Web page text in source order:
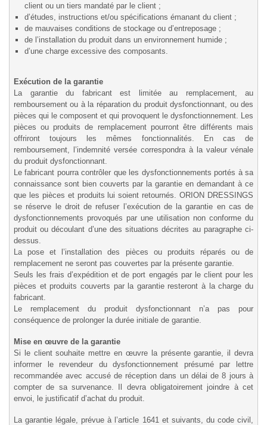
client ou un tiers mandaté par le client ;
d’études, instructions et/ou spécifications émanant du client ;
de mauvaises conditions de stockage ou d’entreposage ;
de l’installation du produit dans un environnement humide ;
d’une charge excessive des composants.
Exécution de la garantie
La garantie du fabricant est limitée au remplacement, au
remboursement ou à la réparation du produit dysfonctionnant, ou des
pièces qui le composent et qui provoquent le dysfonctionnement. Les
pièces ou produits de remplacement pourront être différents mais
offriront toujours les mêmes fonctionnalités. En cas de
remboursement, l’indemnité versée correspondra à la valeur vénale
du produit dysfonctionnant.
Le fabricant pourra contrôler que les dysfonctionnements portés à sa
connaissance sont bien couverts par la garantie en demandant à ce
que les pièces et produits lui soient retournés. ORION DRESSINGS
se réserve le droit de refuser l’exécution de la garantie en cas de
dysfonctionnements provoqués par une utilisation non conforme du
produit ou découlant d’une des situations décrites au paragraphe ci-
dessus.
La pose et l’installation des pièces ou produits réparés ou de
remplacement ne seront pas couvertes par la présente garantie.
Seuls les frais d’expédition et de port engagés par le client pour les
pièces et produits couverts par la garantie resteront à la charge du
fabricant.
Le remplacement du produit dysfonctionnant n’a pas pour
conséquence de prolonger la durée initiale de garantie.
Mise en œuvre de la garantie
Si le client souhaite mettre en œuvre la présente garantie, il devra
informer le revendeur du dysfonctionnement présumé par lettre
recommandée avec accusé de réception dans un délai de 8 jours à
compter de sa survenance. Il devra obligatoirement joindre à cet
envoi, le justificatif d’achat du produit.
La garantie légale, prévue à l’article 1641 et suivants, du code civil,